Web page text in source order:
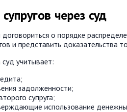
через суд
о порядке
и представить доказательства
учитывает:
задолженности;
супруга;
использование